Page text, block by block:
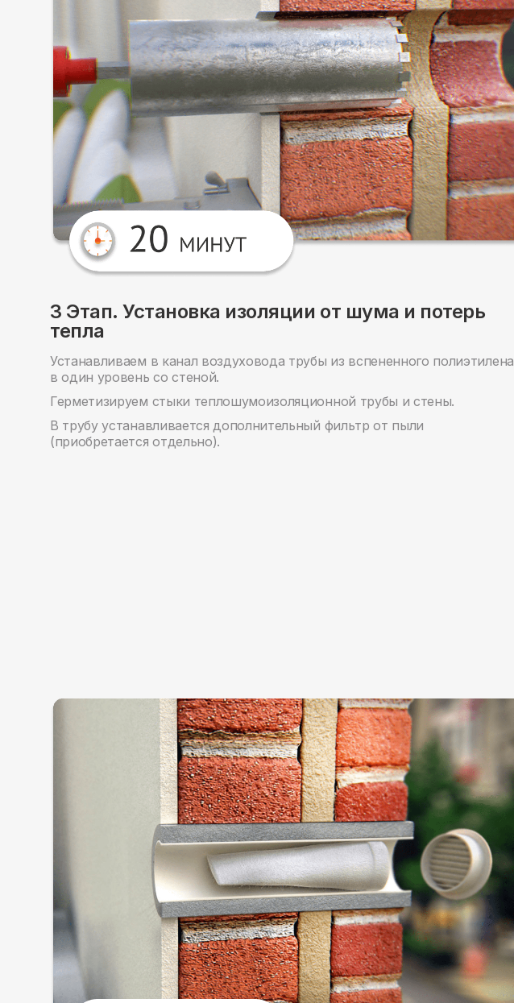
3 Этап. Установка изоляции от шума и потерь
тепла
Устанавливаем в канал воздуховода трубы из вспененного полиэтилена
в один уровень со стеной.
Герметизируем стыки теплошумоизоляционной трубы и стены.
В трубу устанавливается дополнительный фильтр от пыли
(приобретается отдельно).